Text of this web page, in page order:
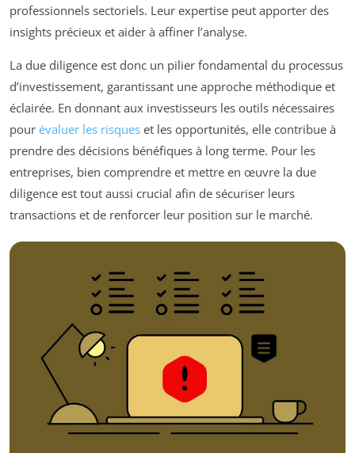
professionnels sectoriels. Leur expertise peut apporter des
insights précieux et aider à affiner l’analyse.
La due diligence est donc un pilier fondamental du processus
d’investissement, garantissant une approche méthodique et
éclairée. En donnant aux investisseurs les outils nécessaires
pour évaluer les risques et les opportunités, elle contribue à
prendre des décisions bénéfiques à long terme. Pour les
entreprises, bien comprendre et mettre en œuvre la due
diligence est tout aussi crucial afin de sécuriser leurs
transactions et de renforcer leur position sur le marché.